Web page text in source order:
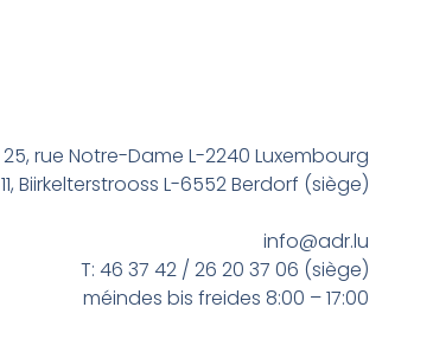
25, rue Notre-Dame L-2240 Luxembourg
11, Biirkelterstrooss L-6552 Berdorf (siège)
info@adr.lu
T: 46 37 42 / 26 20 37 06 (siège)
méindes bis freides 8:00 – 17:00